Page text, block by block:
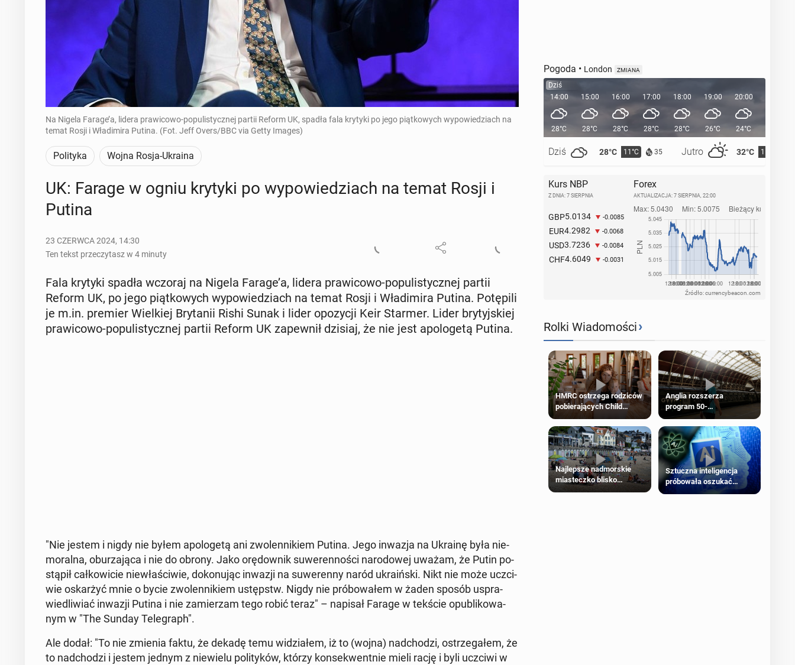
Na Nigela Farage’a, lidera prawicowo-populistycznej partii Reform UK, spadła fala krytyki po jego piątkowych wypowiedziach na
temat Rosji i Władimira Putina. (Fot. Jeff Overs/BBC via Getty Images)
Polityka Wojna Rosja-Ukraina
UK: Farage w ogniu krytyki po wy­po­wie­dziach na temat Rosji i
Putina
23 CZERWCA 2024, 14:30
Ten tekst przeczytasz w 4 minuty
Fala krytyki spadła wczoraj na Nigela Farage’a, lidera pra­wi­co­wo-po­pu­li­stycz­nej partii
Reform UK, po jego piąt­ko­wych wy­po­wie­dziach na temat Rosji i Wła­di­mi­ra Putina. Po­tę­pi­li
je m.in. premier Wiel­kiej Bry­ta­nii Rishi Sunak i lider opo­zy­cji Keir Starmer. Lider bry­tyj­skiej
pra­wi­co­wo-po­pu­li­stycz­nej partii Reform UK za­pew­nił dzisiaj, że nie jest apo­lo­ge­tą Putina.
"Nie jestem i nigdy nie byłem apo­lo­ge­tą ani zwo­len­ni­kiem Putina. Jego inwazja na Ukrainę była nie­
mo­ral­na, obu­rza­ją­ca i nie do obrony. Jako orę­dow­nik su­we­ren­no­ści na­ro­do­wej uważam, że Putin po­
stą­pił cał­ko­wi­cie nie­wła­ści­wie, do­ko­nu­jąc inwazji na su­we­ren­ny naród ukra­iń­ski. Nikt nie może uczci­
wie oskar­żyć mnie o bycie zwo­len­ni­kiem ustępstw. Nigdy nie pró­bo­wa­łem w żaden sposób uspra­
wie­dli­wiać inwazji Putina i nie za­mie­rzam tego robić teraz" – napisał Farage w tekście opu­bli­ko­wa­
nym w "The Sunday Te­le­graph".
Ale dodał: "To nie zmienia faktu, że dekadę temu wi­dzia­łem, iż to (wojna) nad­cho­dzi, ostrze­ga­łem, że
to nad­cho­dzi i jestem jednym z nie­wie­lu po­li­ty­ków, którzy kon­se­kwent­nie mieli rację i byli uczciwi w
Pogoda • London ZMIANA
Dziś
14:00
28°C
Dziś 28°C 11°C 35 Jutro 32°C 15°C
15:00
28°C
16:00
28°C
17:00
28°C
18:00
28°C
19:00
26°C
20:00
24°C
Kurs NBP
Z DNIA: 7 SIERPNIA
GBP5.0134 -0.0085
EUR4.2982 -0.0068
USD3.7236 -0.0084
CHF4.6049 -0.0031
Forex
AKTUALIZACJA: 7 SIERPNIA, 22:00
Źródło: currencybeacon.com
Rolki Wiadomości›
HMRC ostrzega rodziców
pobierających Child
Benefit. Mogą być
zobowiązani do zwrotu
zasiłku
Anglia rozszerza
program 50-
procentowych zniżek
kolejowych na 18-latków
Najlepsze nadmorskie
miasteczko blisko
Sztuczna inteligencja
próbowała oszukać
człowieka